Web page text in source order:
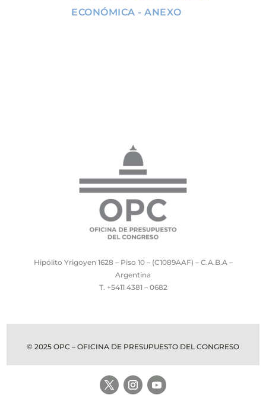
ECONÓMICA - ANEXO
Hipólito Yrigoyen 1628 – Piso 10 – (C1089AAF) – C.A.B.A –
Argentina
T. +5411 4381 – 0682
© 2025 OPC – OFICINA DE PRESUPUESTO DEL CONGRESO